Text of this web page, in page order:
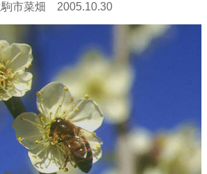
市菜畑 2005.10.30